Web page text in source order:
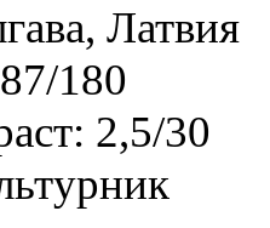
Латвия
87/180
2,5/30